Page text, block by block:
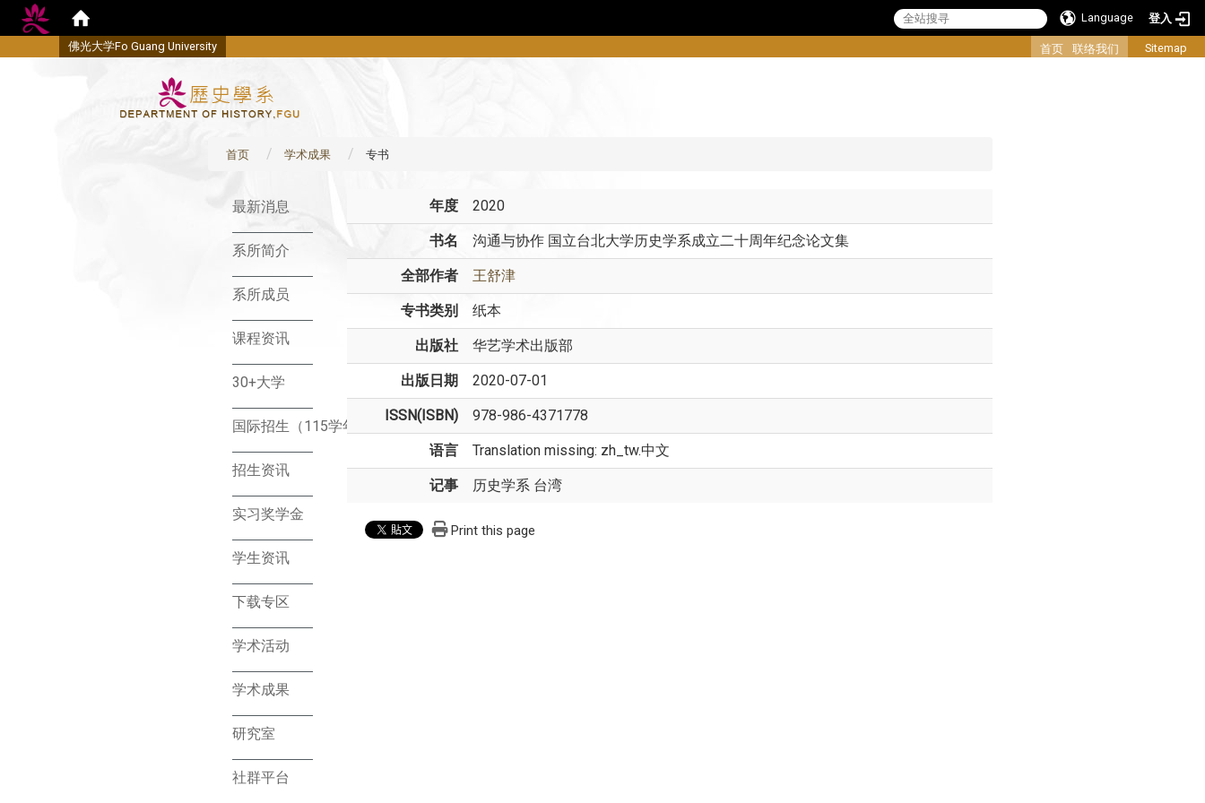
Language
登入
佛光大学Fo Guang University 首页 联络我们 Sitemap
首页 学术成果 专书
最新消息
系所简介
系所成员
课程资讯
30+大学
国际招生（115学年）
招生资讯
实习奖学金
学生资讯
下载专区
学术活动
学术成果
研究室
社群平台
年度 2020
书名 沟通与协作 国立台北大学历史学系成立二十周年纪念论文集
全部作者 王舒津
专书类别 纸本
出版社 华艺学术出版部
出版日期 2020-07-01
ISSN(ISBN) 978-986-4371778
语言 Translation missing: zh_tw.中文
记事 历史学系 台湾
Print this page